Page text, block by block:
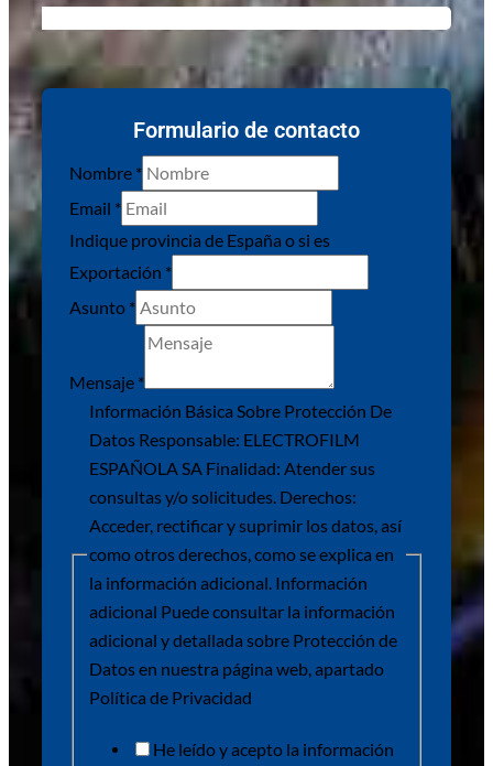
Formulario de contacto
Nombre *
Email *
Indique provincia de España o si es
Exportación *
Asunto *
Mensaje *
Información Básica Sobre Protección De
Datos Responsable: ELECTROFILM
ESPAÑOLA SA Finalidad: Atender sus
consultas y/o solicitudes. Derechos:
Acceder, rectificar y suprimir los datos, así
como otros derechos, como se explica en
la información adicional. Información
adicional Puede consultar la información
adicional y detallada sobre Protección de
Datos en nuestra página web, apartado
Política de Privacidad
He leído y acepto la información